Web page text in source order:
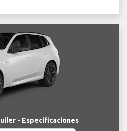
- Especificaciones